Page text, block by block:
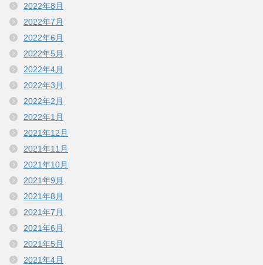
2022年8月
2022年7月
2022年6月
2022年5月
2022年4月
2022年3月
2022年2月
2022年1月
2021年12月
2021年11月
2021年10月
2021年9月
2021年8月
2021年7月
2021年6月
2021年5月
2021年4月